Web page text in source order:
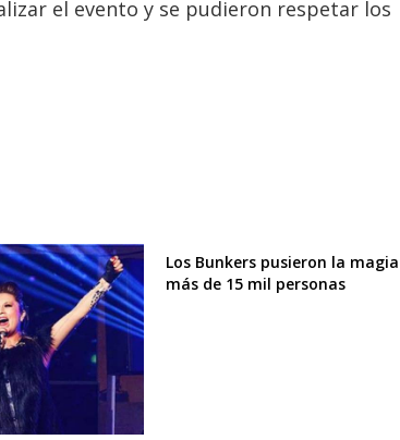
el evento y se pudieron respetar los
Los Bunkers pusieron la
más de 15 mil personas